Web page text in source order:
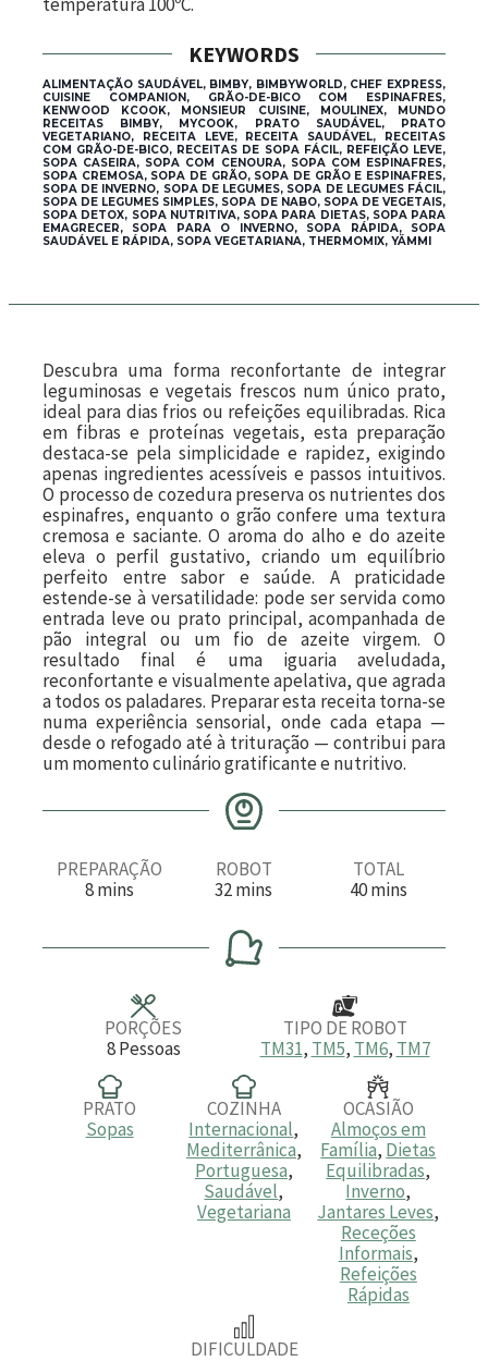
KEYWORDS
ALIMENTAÇÃO SAUDÁVEL, BIMBY, BIMBYWORLD, CHEF EXPRESS,
CUISINE COMPANION, GRÃO-DE-BICO COM ESPINAFRES,
KENWOOD KCOOK, MONSIEUR CUISINE, MOULINEX, MUNDO
RECEITAS BIMBY, MYCOOK, PRATO SAUDÁVEL, PRATO
VEGETARIANO, RECEITA LEVE, RECEITA SAUDÁVEL, RECEITAS
COM GRÃO-DE-BICO, RECEITAS DE SOPA FÁCIL, REFEIÇÃO LEVE,
SOPA CASEIRA, SOPA COM CENOURA, SOPA COM ESPINAFRES,
SOPA CREMOSA, SOPA DE GRÃO, SOPA DE GRÃO E ESPINAFRES,
SOPA DE INVERNO, SOPA DE LEGUMES, SOPA DE LEGUMES FÁCIL,
SOPA DE LEGUMES SIMPLES, SOPA DE NABO, SOPA DE VEGETAIS,
SOPA DETOX, SOPA NUTRITIVA, SOPA PARA DIETAS, SOPA PARA
EMAGRECER, SOPA PARA O INVERNO, SOPA RÁPIDA, SOPA
SAUDÁVEL E RÁPIDA, SOPA VEGETARIANA, THERMOMIX, YÄMMI
Descubra uma forma reconfortante de integrar
leguminosas e vegetais frescos num único prato,
ideal para dias frios ou refeições equilibradas. Rica
em fibras e proteínas vegetais, esta preparação
destaca-se pela simplicidade e rapidez, exigindo
apenas ingredientes acessíveis e passos intuitivos.
O processo de cozedura preserva os nutrientes dos
espinafres, enquanto o grão confere uma textura
cremosa e saciante. O aroma do alho e do azeite
eleva o perfil gustativo, criando um equilíbrio
perfeito entre sabor e saúde. A praticidade
estende-se à versatilidade: pode ser servida como
entrada leve ou prato principal, acompanhada de
pão integral ou um fio de azeite virgem. O
resultado final é uma iguaria aveludada,
reconfortante e visualmente apelativa, que agrada
a todos os paladares. Preparar esta receita torna-se
numa experiência sensorial, onde cada etapa —
desde o refogado até à trituração — contribui para
um momento culinário gratificante e nutritivo.
PREPARAÇÃO
8m
u
mins
ROBOT
32m
n
u
t
mins
TOTAL
40m
u
mins
PORÇÕES
8 Pessoas
TIPO DE ROBOT
TM31, TM5, TM6, TM7
PRATO
Sopas
COZINHA
Internacional,
Mediterrânica,
Portuguesa,
Saudável,
Vegetariana
OCASIÃO
Almoços em
Família, Dietas
Equilibradas,
Inverno,
Jantares Leves,
Receções
Informais,
Refeições
Rápidas
DIFICULDADE